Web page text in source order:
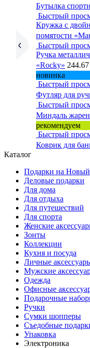
Бутылка
Быстрый
Кружка с
помятости
Быстрый
Ручка
«Rocky»
новинка
Быстрый
Футляр для
Быстрый
Миндаль
рекомендуем
Быстрый
Коврик для
Каталог
Подарки на
Деловые подарки
Для дома
Для отдыха
Для путешествий
Для спорта
Женские
Зонты
Коллекции
Кухня и посуда
Личные
Мужские
Одежда
Офисные
Подарочные
Ручки
Сумки шопперы
Съедобные
Упаковка
Электроника